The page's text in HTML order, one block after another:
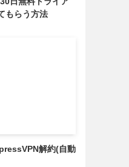
もらう方法
解約(自動